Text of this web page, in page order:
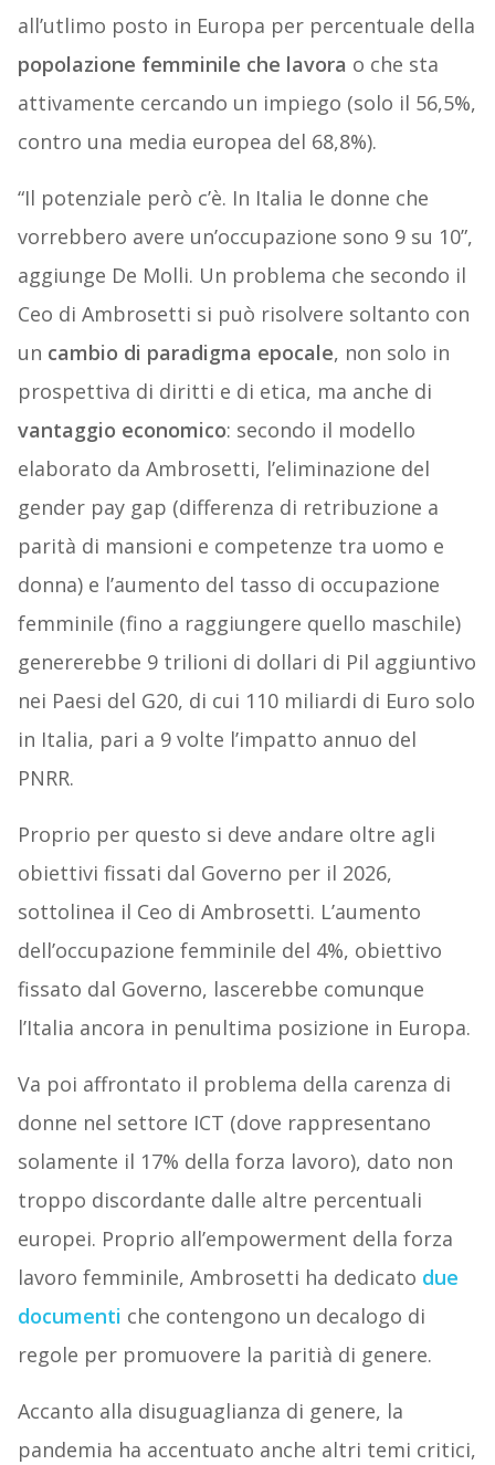
all’utlimo posto in Europa per percentuale della
popolazione femminile che lavora o che sta
attivamente cercando un impiego (solo il 56,5%,
contro una media europea del 68,8%).
“Il potenziale però c’è. In Italia le donne che
vorrebbero avere un’occupazione sono 9 su 10”,
aggiunge De Molli. Un problema che secondo il
Ceo di Ambrosetti si può risolvere soltanto con
un cambio di paradigma epocale, non solo in
prospettiva di diritti e di etica, ma anche di
vantaggio economico: secondo il modello
elaborato da Ambrosetti, l’eliminazione del
gender pay gap (differenza di retribuzione a
parità di mansioni e competenze tra uomo e
donna) e l’aumento del tasso di occupazione
femminile (fino a raggiungere quello maschile)
genererebbe 9 trilioni di dollari di Pil aggiuntivo
nei Paesi del G20, di cui 110 miliardi di Euro solo
in Italia, pari a 9 volte l’impatto annuo del
PNRR.
Proprio per questo si deve andare oltre agli
obiettivi fissati dal Governo per il 2026,
sottolinea il Ceo di Ambrosetti. L’aumento
dell’occupazione femminile del 4%, obiettivo
fissato dal Governo, lascerebbe comunque
l’Italia ancora in penultima posizione in Europa.
Va poi affrontato il problema della carenza di
donne nel settore ICT (dove rappresentano
solamente il 17% della forza lavoro), dato non
troppo discordante dalle altre percentuali
europei. Proprio all’empowerment della forza
lavoro femminile, Ambrosetti ha dedicato due
documenti che contengono un decalogo di
regole per promuovere la paritià di genere.
Accanto alla disuguaglianza di genere, la
pandemia ha accentuato anche altri temi critici,